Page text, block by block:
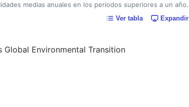
medias anuales en los periodos superiores a un año.
Ver tabla Expandir
Environmental Transition